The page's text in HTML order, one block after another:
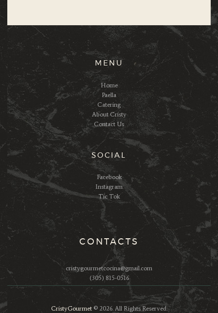
MENU
Home
Paella
Catering
About Cristy
Contact Us
SOCIAL
Facebook
Instagram
Tic Tok
CONTACTS
cristygourmetcocina@gmail.com
(305) 815-0516
CristyGourmet© 2026. All Rights Reserved.